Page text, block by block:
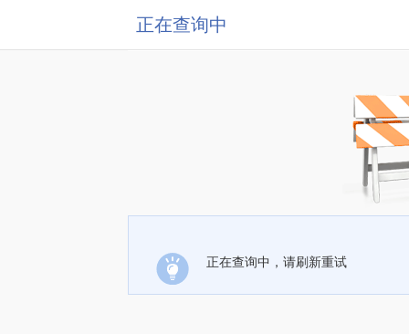
正在查询中
正在查询中，请刷新重试